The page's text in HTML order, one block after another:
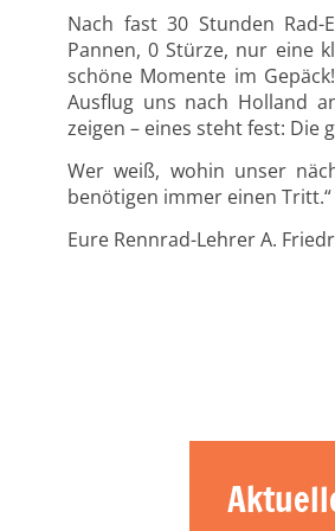
Nach fast 30 Stunden
Pannen, 0 Stürze, nur eine
schöne Momente im
Ausflug uns nach Holland
zeigen – eines steht fest:
Wer weiß, wohin unser
benötigen immer einen Tritt.“
Eure Rennrad-Lehrer A.